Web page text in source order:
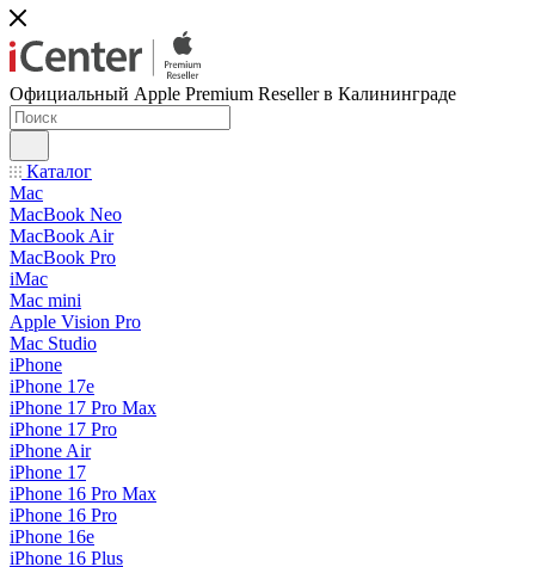
Официальный Apple Premium Reseller в Калининграде
Каталог
Mac
MacBook Neo
MacBook Air
MacBook Pro
iMac
Mac mini
Apple Vision Pro
Mac Studio
iPhone
iPhone 17e
iPhone 17 Pro Max
iPhone 17 Pro
iPhone Air
iPhone 17
iPhone 16 Pro Max
iPhone 16 Pro
iPhone 16e
iPhone 16 Plus